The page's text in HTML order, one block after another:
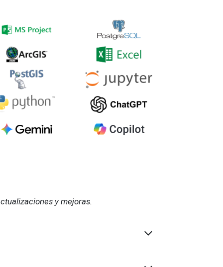
y mejoras.